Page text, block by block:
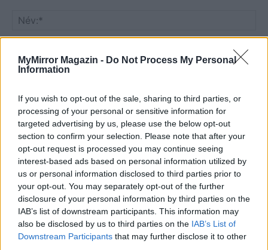
MyMirror Magazin - Do Not Process My Personal
Information
If you wish to opt-out of the sale, sharing to third parties, or
processing of your personal or sensitive information for
targeted advertising by us, please use the below opt-out
section to confirm your selection. Please note that after your
opt-out request is processed you may continue seeing
interest-based ads based on personal information utilized by
us or personal information disclosed to third parties prior to
your opt-out. You may separately opt-out of the further
disclosure of your personal information by third parties on the
IAB’s list of downstream participants. This information may
also be disclosed by us to third parties on the IAB’s List of
Downstream Participants that may further disclose it to other
Save my name, email, and website in this browser for the
next time I comment.
Notify me of follow-up comments by email.
Notify me of new posts by email.
- Advertisement -